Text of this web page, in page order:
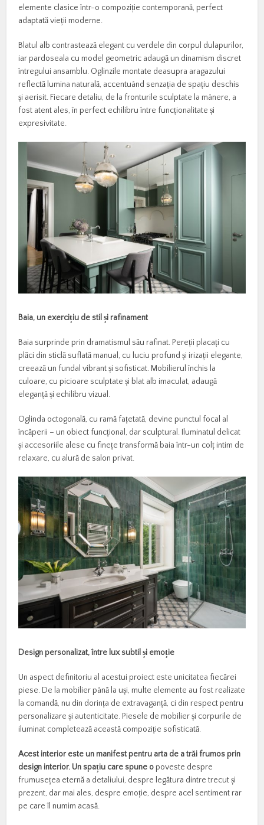
elemente clasice într-o compoziție contemporană, perfect
adaptată vieții moderne.
Blatul alb contrastează elegant cu verdele din corpul dulapurilor,
iar pardoseala cu model geometric adaugă un dinamism discret
întregului ansamblu. Oglinzile montate deasupra aragazului
reflectă lumina naturală, accentuând senzația de spațiu deschis
și aerisit. Fiecare detaliu, de la fronturile sculptate la mânere, a
fost atent ales, în perfect echilibru între funcționalitate și
expresivitate.
Baia, un exercițiu de stilși rafinament
Baia surprinde prin dramatismul său rafinat. Pereții placați cu
plăci din sticlă suflată manual, cu luciu profund și irizații elegante,
creează un fundal vibrant și sofisticat. Mobilierul închis la
culoare, cu picioare sculptate și blat alb imaculat, adaugă
eleganță și echilibru vizual.
Oglinda octogonală, cu ramă fațetată, devine punctul focal al
încăperii – un obiect funcțional, dar sculptural. Iluminatul delicat
și accesoriile alese cu finețe transformă baia într-un colț intim de
relaxare, cu alură de salon privat.
Design personalizat, între lux subtilși emoție
Un aspect definitoriu al acestui proiect este unicitatea fiecărei
piese. De la mobilier până la uși, multe elemente au fost realizate
la comandă, nu din dorința de extravaganță, ci din respect pentru
personalizare și autenticitate. Piesele de mobilier și corpurile de
iluminat completează această compoziție sofisticată.
Acest interior este un manifest pentru arta de a trăi frumos prin
design interior. Un spațiu care spune o poveste despre
frumusețea eternă a detaliului, despre legătura dintre trecut și
prezent, dar mai ales, despre emoție, despre acel sentiment rar
pe care îl numim acasă.